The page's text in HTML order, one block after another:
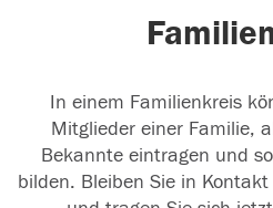
In einem Familienkreis
Mitglieder einer Familie,
Bekannte eintragen und
bilden. Bleiben Sie in